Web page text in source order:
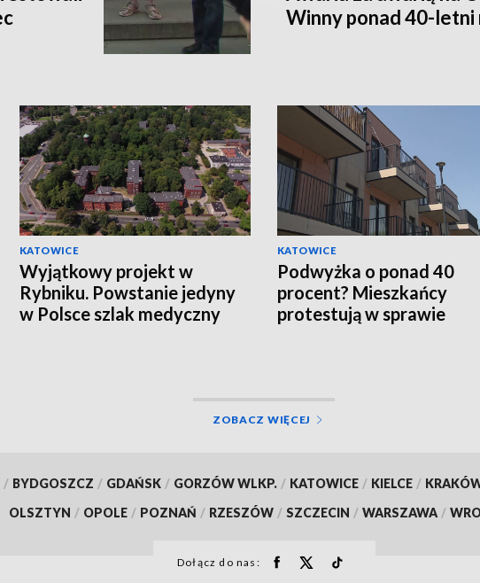
Winny ponad 40-letni
KATOWICE
Wyjątkowy projekt w
Rybniku. Powstanie jedyny
w Polsce szlak medyczny
KATOWICE
Podwyżka o ponad 40
procent? Mieszkańcy
protestują w sprawie
ZOBACZ WIĘCEJ
/ BYDGOSZCZ / GDAŃSK / GORZÓW WLKP. / KATOWICE / KIELCE /
OLSZTYN / OPOLE / POZNAŃ / RZESZÓW / SZCZECIN / WARSZAWA /
Dołącz do nas: